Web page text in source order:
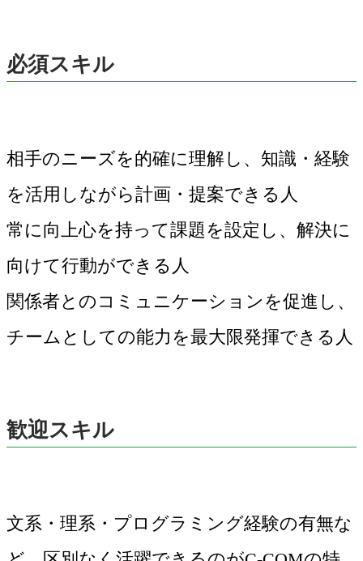
必須スキル
相手のニーズを的確に理解し、知識・経験
を活用しながら計画・提案できる人
常に向上心を持って課題を設定し、解決に
向けて行動ができる人
関係者とのコミュニケーションを促進し、
チームとしての能力を最大限発揮できる人
歓迎スキル
文系・理系・プログラミング経験の有無な